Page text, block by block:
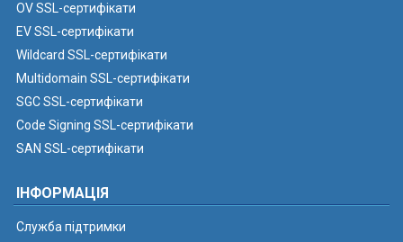
OV SSL-сертифікати
EV SSL-сертифікати
Wildcard SSL-сертифікати
Multidomain SSL-сертифікати
SGC SSL-сертифікати
Code Signing SSL-сертифікати
SAN SSL-сертифікати
ІНФОРМАЦІЯ
Служба підтримки